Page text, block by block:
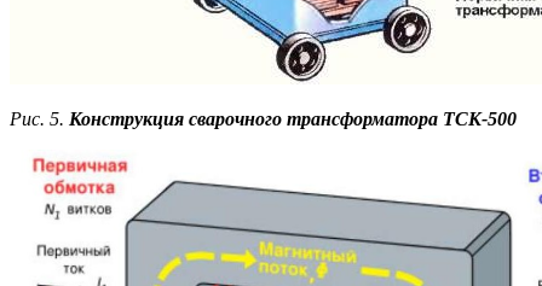
Рис. 5. Конструкция сварочного трансформатора ТСК-500